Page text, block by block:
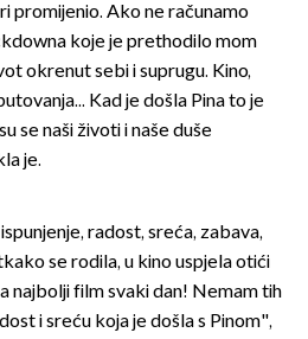
promijenio. Ako ne računamo
koje je prethodilo mom
okrenut sebi i suprugu. Kino,
Kad je došla Pina to je
se naši životi i naše duše
je.
radost, sreća, zabava,
se rodila, u kino uspjela otići
najbolji film svaki dan! Nemam tih
i sreću koja je došla s Pinom",